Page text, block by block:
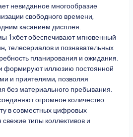
невиданное многообразие
свободного времени,
касанием дисплея.
1хбет обеспечивают мгновенный
телесериалов и познавательных
планирования и ожидания.
формируют иллюзию постоянной
и приятелями, позволяя
без материального пребывания.
огромное количество
в совместных цифровых
типы коллективов и